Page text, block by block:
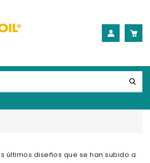
últimos diseños que se han subido a